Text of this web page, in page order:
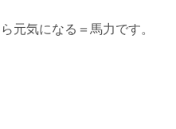
元気になる＝馬力です。